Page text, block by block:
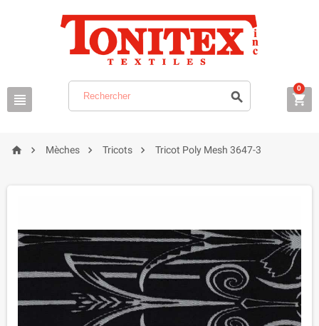
  
0
  Mèches  Tricots  Tricot Poly Mesh 3647-3